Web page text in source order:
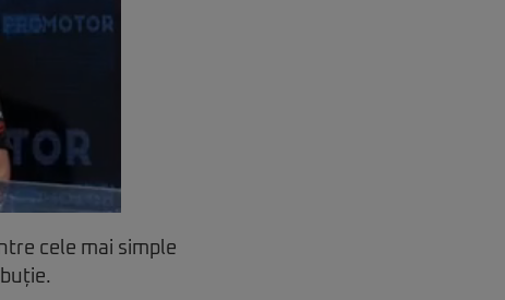
cele mai simple